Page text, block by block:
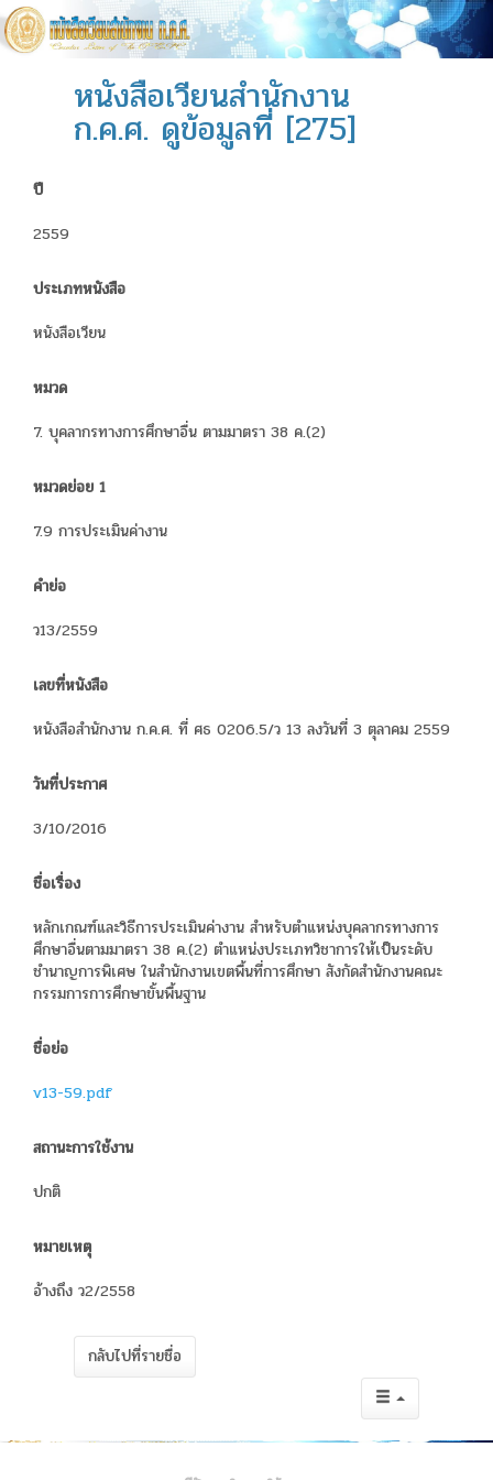
หนังสือเวียนสำนักงาน
ก.ค.ศ. ดูข้อมูลที่ [275]
ปี
2559
ประเภทหนังสือ
หนังสือเวียน
หมวด
7. บุคลากรทางการศึกษาอื่น ตามมาตรา 38 ค.(2)
หมวดย่อย 1
7.9 การประเมินค่างาน
คำย่อ
ว13/2559
เลขที่หนังสือ
หนังสือสำนักงาน ก.ค.ศ. ที่ ศธ 0206.5/ว 13 ลงวันที่ 3 ตุลาคม 2559
วันที่ประกาศ
3/10/2016
ชื่อเรื่อง
หลักเกณฑ์และวิธีการประเมินค่างาน สำหรับตำแหน่งบุคลากรทางการ
ศึกษาอื่นตามมาตรา 38 ค.(2) ตำแหน่งประเภทวิชาการให้เป็นระดับ
ชำนาญการพิเศษ ในสำนักงานเขตพื้นที่การศึกษา สังกัดสำนักงานคณะ
กรรมการการศึกษาขั้นพื้นฐาน
ชื่อย่อ
v13-59.pdf
สถานะการใช้งาน
ปกติ
หมายเหตุ
อ้างถึง ว2/2558
กลับไปที่รายชื่อ